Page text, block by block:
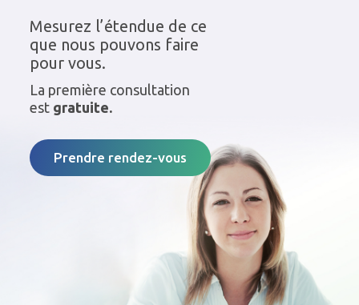
Mesurez l’étendue de ce
que nous pouvons faire
pour vous.
La première consultation
est gratuite.
Prendre rendez-vous